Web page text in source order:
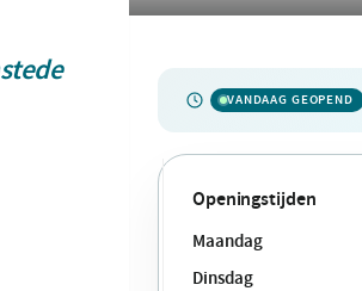
VANDAAG GEOPEND
Openingstijden
Maandag
Dinsdag